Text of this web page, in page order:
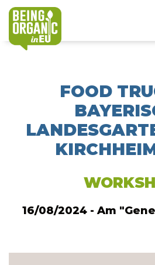
FOOD
16/08/2024 - Am